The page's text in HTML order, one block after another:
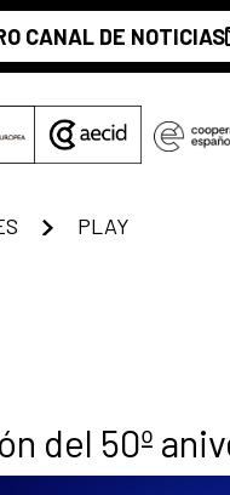
CANAL DE NOTICIAS
PLAY
del 50º